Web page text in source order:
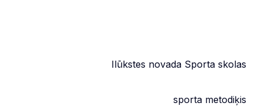
Ilūkstes novada Sporta skolas
sporta metodiķis